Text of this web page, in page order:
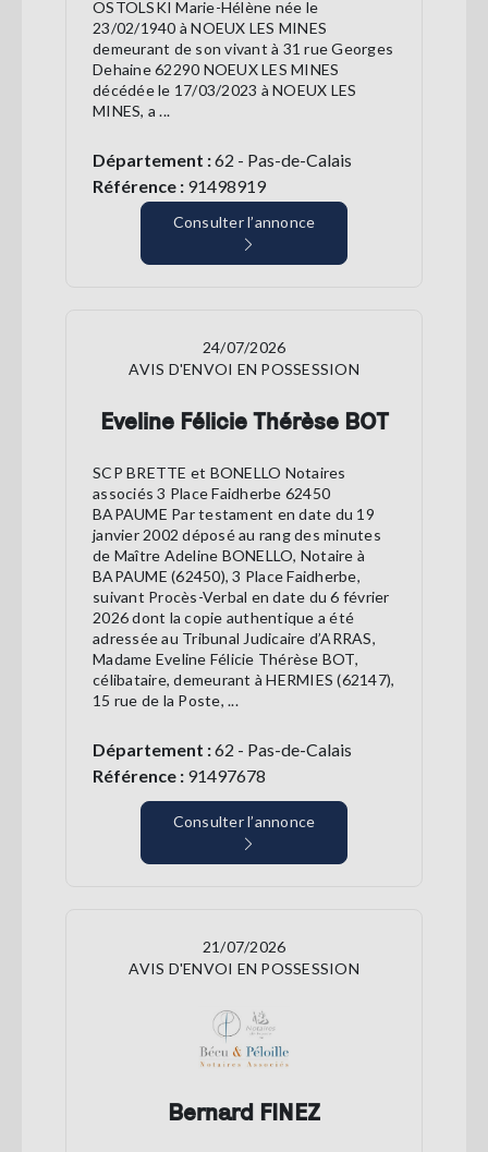
OSTOLSKI Marie-Hélène née le
23/02/1940 à NOEUX LES MINES
demeurant de son vivant à 31 rue Georges
Dehaine 62290 NOEUX LES MINES
décédée le 17/03/2023 à NOEUX LES
MINES, a ...
Département :62 - Pas-de-Calais
Référence : 91498919
Consulter l’annonce
24/07/2026
AVIS D'ENVOI EN POSSESSION
Eveline Félicie Thérèse BOT
SCP BRETTE et BONELLO Notaires
associés 3 Place Faidherbe 62450
BAPAUME Par testament en date du 19
janvier 2002 déposé au rang des minutes
de Maître Adeline BONELLO, Notaire à
BAPAUME (62450), 3 Place Faidherbe,
suivant Procès-Verbal en date du 6 février
2026 dont la copie authentique a été
adressée au Tribunal Judicaire d’ARRAS,
Madame Eveline Félicie Thérèse BOT,
célibataire, demeurant à HERMIES (62147),
15 rue de la Poste, ...
Département :62 - Pas-de-Calais
Référence : 91497678
Consulter l’annonce
21/07/2026
AVIS D'ENVOI EN POSSESSION
Bernard FINEZ